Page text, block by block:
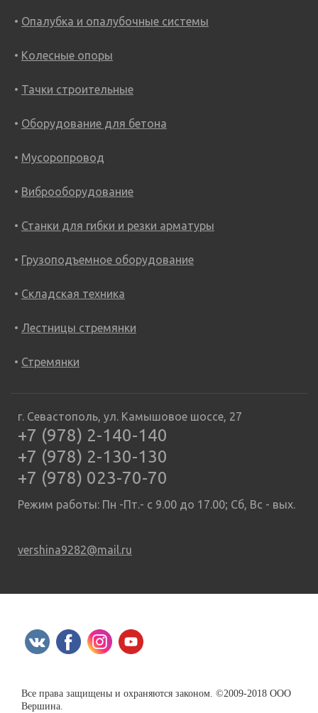
Опалубка и опалубочные системы
Колесные опоры
Тачки строительные
Оборудование для бетона
Мусоропровод
Виброоборудование
Станки для гибки и резки арматуры
Грузоподъемное оборудование
Складская техника
Лестницы стремянки
Стремянки
г. Севастополь, ул. Камышовое шоссе, 27
+7 (978) 2-140-140
+7 (978) 2-130-130
+7 (978) 023-70-70
Режим работы: Пн -Пт.- с 9.00 до 17.00; Сб, Вс - вых.
vershina9282@mail.ru
Все права защищены и охраняются законом. ©2009-2018 ООО
Вершина.